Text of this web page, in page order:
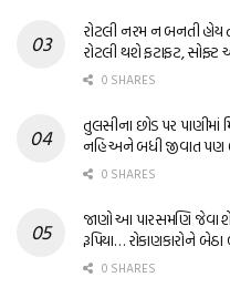
રોટલી નરમ ન બનતી
રોટલી થશે ફટાફટ,
0 SHARES
તુલસીના છોડ પર
નહિ અને બધી જીવાત પણ
0 SHARES
જાણો આ પારસમણિ જેવા
રૂપિયા… રોકાણકારોને
0 SHARES